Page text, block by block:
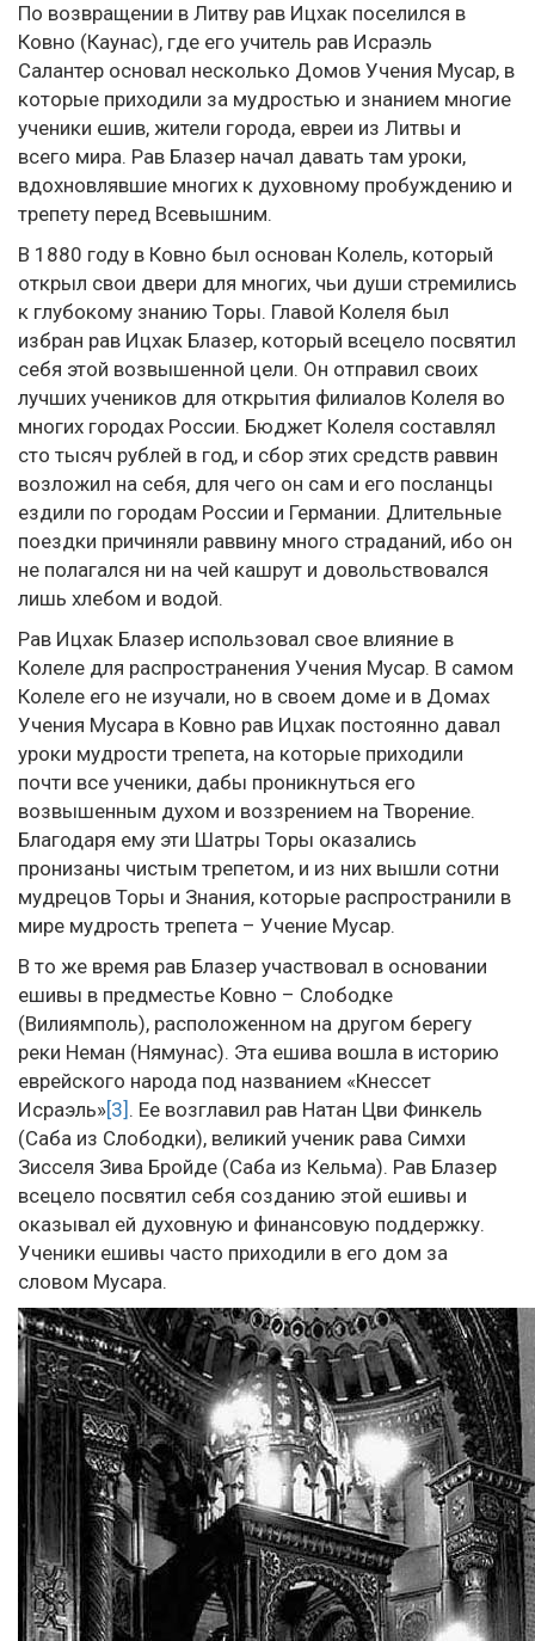
По возвращении в Литву рав Ицхак поселился в
Ковно (Каунас), где его учитель рав Исраэль
Салантер основал несколько Домов Учения Мусар, в
которые приходили за мудростью и знанием многие
ученики ешив, жители города, евреи из Литвы и
всего мира. Рав Блазер начал давать там уроки,
вдохновлявшие многих к духовному пробуждению и
трепету перед Всевышним.
В 1880 году в Ковно был основан Колель, который
открыл свои двери для многих, чьи души стремились
к глубокому знанию Торы. Главой Колеля был
избран рав Ицхак Блазер, который всецело посвятил
себя этой возвышенной цели. Он отправил своих
лучших учеников для открытия филиалов Колеля во
многих городах России. Бюджет Колеля составлял
сто тысяч рублей в год, и сбор этих средств раввин
возложил на себя, для чего он сам и его посланцы
ездили по городам России и Германии. Длительные
поездки причиняли раввину много страданий, ибо он
не полагался ни на чей кашрут и довольствовался
лишь хлебом и водой.
Рав Ицхак Блазер использовал свое влияние в
Колеле для распространения Учения Мусар. В самом
Колеле его не изучали, но в своем доме и в Домах
Учения Мусара в Ковно рав Ицхак постоянно давал
уроки мудрости трепета, на которые приходили
почти все ученики, дабы проникнуться его
возвышенным духом и воззрением на Творение.
Благодаря ему эти Шатры Торы оказались
пронизаны чистым трепетом, и из них вышли сотни
мудрецов Торы и Знания, которые распространили в
мире мудрость трепета – Учение Мусар.
В то же время рав Блазер участвовал в основании
ешивы в предместье Ковно – Слободке
(Вилиямполь), расположенном на другом берегу
реки Неман (Нямунас). Эта ешива вошла в историю
еврейского народа под названием «Кнессет
Исраэль»[3] . Ее возглавил рав Натан Цви Финкель
(Саба из Слободки), великий ученик рава Симхи
Зисселя Зива Бройде (Саба из Кельма). Рав Блазер
всецело посвятил себя созданию этой ешивы и
оказывал ей духовную и финансовую поддержку.
Ученики ешивы часто приходили в его дом за
словом Мусара.